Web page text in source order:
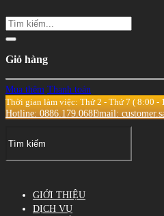
Giỏ hàng
Mua thêm Thanh toán
Thời gian làm việc: Thứ 2 - Thứ 7 ( 8:00 -
Hotline: 0886.179.068Email:
GIỚI THIỆU
DỊCH VỤ